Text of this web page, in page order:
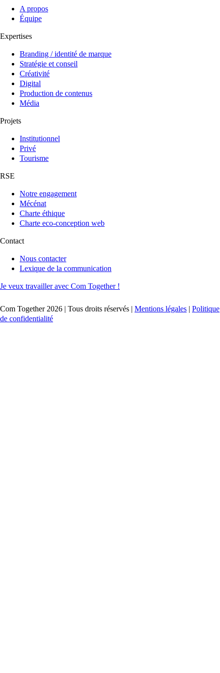
A propos
Équipe
Expertises
Branding / identité de marque
Stratégie et conseil
Créativité
Digital
Production de contenus
Média
Projets
Institutionnel
Privé
Tourisme
RSE
Notre engagement
Mécénat
Charte éthique
Charte eco-conception web
Contact
Nous contacter
Lexique de la communication
Je veux travailler avec Com Together !
Com Together 2026 | Tous droits réservés | Mentions légales | Politique
de confidentialité